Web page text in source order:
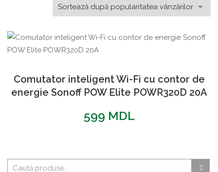
Comutator inteligent Wi-Fi cu contor de
energie Sonoff POW Elite POWR320D 20A
599 MDL